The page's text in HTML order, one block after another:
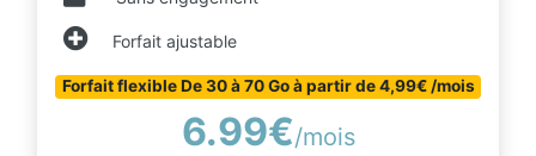
Forfait ajustable
Forfait flexible De 30 à 70 Go à partir de 4,99€ /mois
6.99€/mois